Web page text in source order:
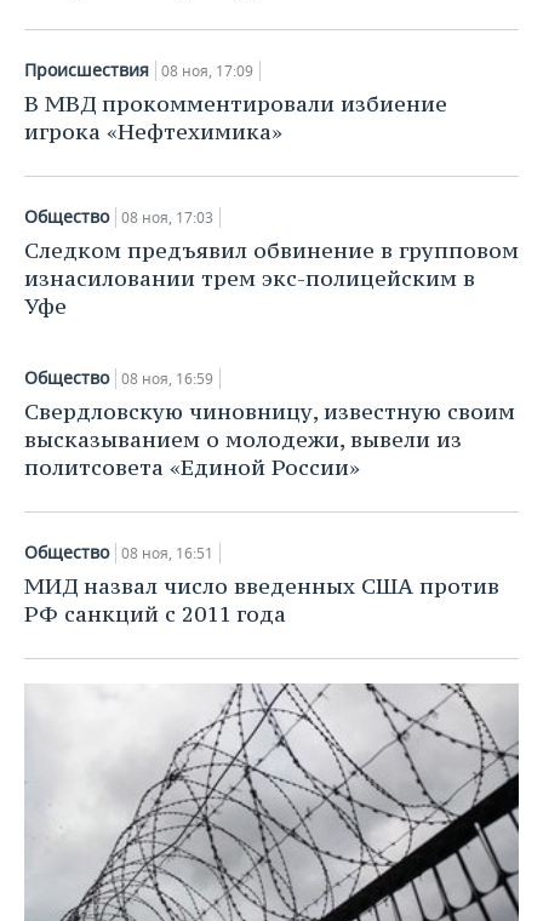
КОМУ ПРИНАДЛЕЖАТ
ТАТАРСТАНА
БЮДЖЕТ
ИНВЕСТИЦИИ
НЕФТЕХИМИЯ
ОПК
ЭНЕРГЕТИКА
НОВОСТИ АВТО
БИЗНЕС
НОВОСТИ БИЗНЕСА
РОЗНИЧНАЯ ТОРГОВЛЯ
УСЛУГИ
ТЕХНОЛОГИИ
НОВОСТИ ТЕХНОЛОГИЙ
МЕДИА
ТЕЛЕКОММУНИКАЦИИ
МЕРОПРИЯТИЯ
ВЫЕЗДНАЯ РЕДАКЦИЯ
БИЗНЕС-БРАНЧИ
ОТКРЫТАЯ ЛЕКЦИЯ
НОВОСТИ СПОРТА
ФУТБОЛ
БАСКЕТБОЛ
ВОЛЕЙБОЛ
ФИГУРНОЕ КАТАНИЕ
ОБЩЕСТВО
НОВОСТИ ОБЩЕСТВА
ИНФРАСТРУКТУРА
ИСТОРИЯ
МЕДИЦИНА
ФОТОГАЛЕРЕЯ
СПРАВОЧНИК
СПИСОК ПЕРСОН
ПОЛНАЯ ВЕРСИЯ
Происшествия 08 ноя, 17:09
В МВД прокомментировали избиение
игрока «Нефтехимика»
Общество 08 ноя, 17:03
Следком предъявил обвинение в групповом
изнасиловании трем экс-полицейским в
Уфе
Общество 08 ноя, 16:59
Свердловскую чиновницу, известную своим
высказыванием о молодежи, вывели из
политсовета «Единой России»
Общество 08 ноя, 16:51
МИД назвал число введенных США против
РФ санкций с 2011 года